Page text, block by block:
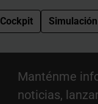
Cockpit Simulación
Manténme
noticias,